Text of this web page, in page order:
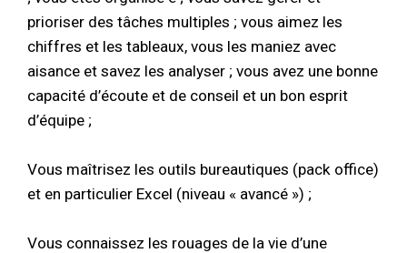
prioriser des tâches multiples ; vous aimez les
chiffres et les tableaux, vous les maniez avec
aisance et savez les analyser ; vous avez une bonne
capacité d’écoute et de conseil et un bon esprit
d’équipe ;
Vous maîtrisez les outils bureautiques (pack office)
et en particulier Excel (niveau « avancé ») ;
Vous connaissez les rouages de la vie d’une